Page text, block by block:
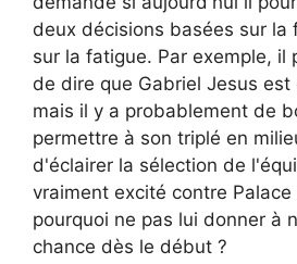
deux décisions basées sur la
sur la fatigue. Par exemple, il
de dire que Gabriel Jesus
mais il y a probablement de
permettre à son triplé en
d'éclairer la sélection de
vraiment excité contre
pourquoi ne pas lui donner à
chance dès le début ?